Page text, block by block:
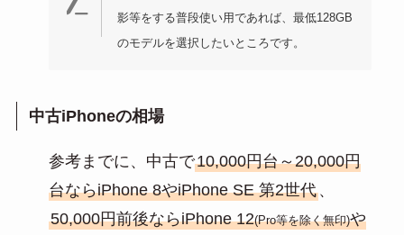
影等をする普段使い用であれば、最低128GB
のモデルを選択したいところです。
中古iPhoneの相場
参考までに、中古で10,000円台～20,000円
台ならiPhone 8やiPhone SE 第2世代、
50,000円前後ならiPhone 12(Pro等を除く無印)や